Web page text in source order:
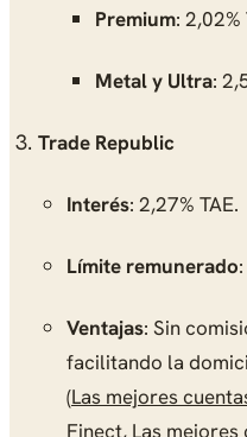
Premium: 2,02%
Metal y Ultra:
Trade Republic
Interés: 2,27% TAE.
Límite remunerado
Ventajas: Sin
facilitando la
(Las mejores
Finect, Las